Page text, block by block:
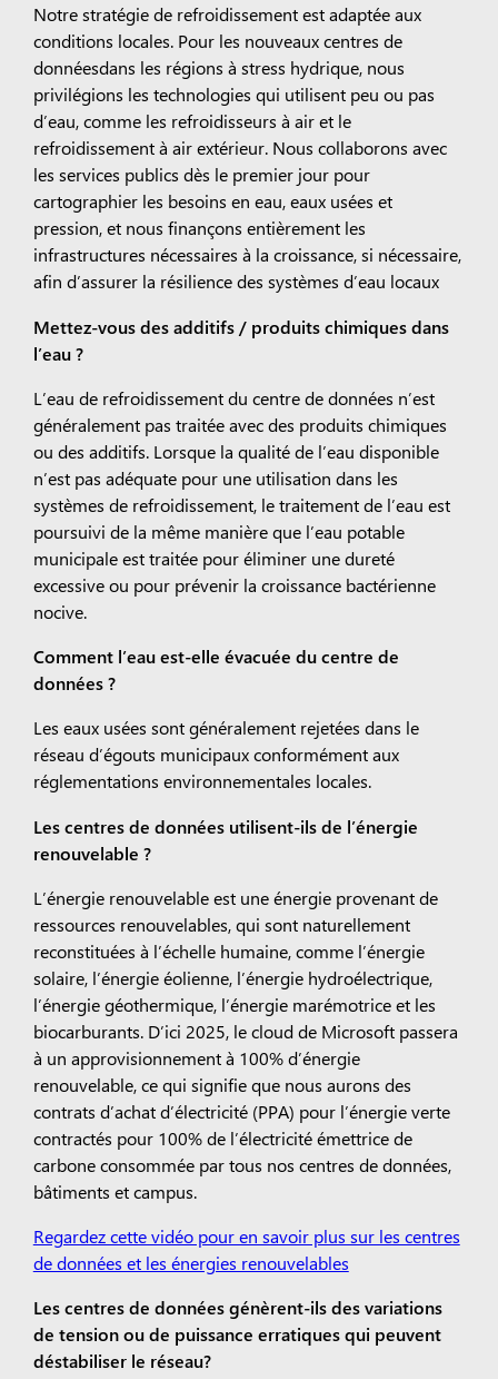
Notre stratégie de refroidissement est adaptée aux
conditions locales. Pour les nouveaux centres de
donnéesdans les régions à stress hydrique, nous
privilégions les technologies qui utilisent peu ou pas
d’eau, comme les refroidisseurs à air et le
refroidissement à air extérieur. Nous collaborons avec
les services publics dès le premier jour pour
cartographier les besoins en eau, eaux usées et
pression, et nous finançons entièrement les
infrastructures nécessaires à la croissance, si nécessaire,
afin d’assurer la résilience des systèmes d’eau locaux
Mettez-vous des additifs / produits chimiques dans
l’eau ?
L’eau de refroidissement du centre de données n’est
généralement pas traitée avec des produits chimiques
ou des additifs. Lorsque la qualité de l’eau disponible
n’est pas adéquate pour une utilisation dans les
systèmes de refroidissement, le traitement de l’eau est
poursuivi de la même manière que l’eau potable
municipale est traitée pour éliminer une dureté
excessive ou pour prévenir la croissance bactérienne
nocive.
Comment l’eau est-elle évacuée du centre de
données ?
Les eaux usées sont généralement rejetées dans le
réseau d’égouts municipaux conformément aux
réglementations environnementales locales.
Les centres de données utilisent-ils de l’énergie
renouvelable ?
L’énergie renouvelable est une énergie provenant de
ressources renouvelables, qui sont naturellement
reconstituées à l’échelle humaine, comme l’énergie
solaire, l’énergie éolienne, l’énergie hydroélectrique,
l’énergie géothermique, l’énergie marémotrice et les
biocarburants. D’ici 2025, le cloud de Microsoft passera
à un approvisionnement à 100% d’énergie
renouvelable, ce qui signifie que nous aurons des
contrats d’achat d’électricité (PPA) pour l’énergie verte
contractés pour 100% de l’électricité émettrice de
carbone consommée par tous nos centres de données,
bâtiments et campus.
Regardez cette vidéo pour en savoir plus sur les centres
de données et les énergies renouvelables
Les centres de données génèrent-ils des variations
de tension ou de puissance erratiques qui peuvent
déstabiliser le réseau?